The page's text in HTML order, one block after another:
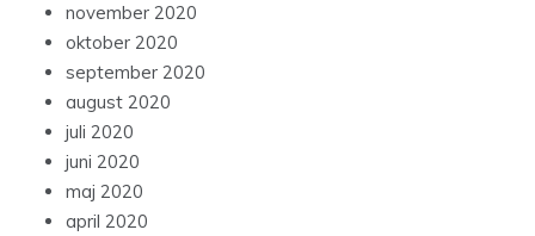
november 2020
oktober 2020
september 2020
august 2020
juli 2020
juni 2020
maj 2020
april 2020